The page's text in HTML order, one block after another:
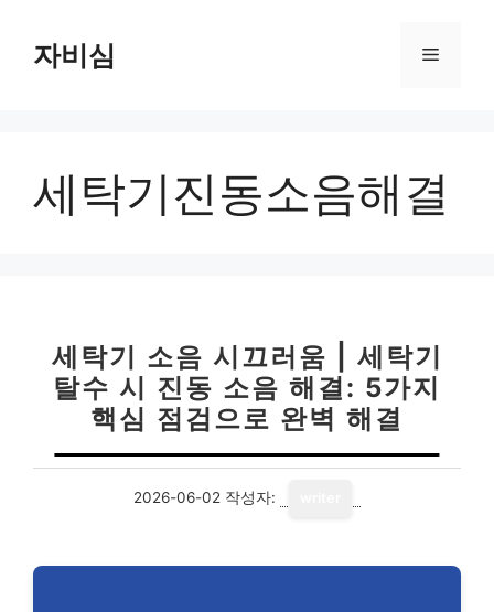
자비심 메
세탁기진동소음해결
세탁기 소음 시끄러움 | 세탁기
탈수 시 진동 소음 해결: 5가지
핵심 점검으로 완벽 해결
2026-06-02 작성자: